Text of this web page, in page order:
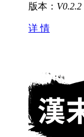
版本： V0.2.2
详 情